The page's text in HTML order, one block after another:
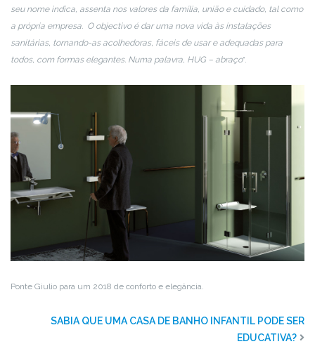
seu nome indica, assenta nos valores da família, união e cuidado, tal como
a própria empresa. O objectivo é dar uma nova vida às instalações
sanitárias, tornando-as acolhedoras, fáceis de usar e adequadas para
todos, com formas elegantes. Numa palavra, HUG – abraço“.
Ponte Giulio para um 2018 de conforto e elegância.
SABIA QUE UMA CASA DE BANHO INFANTIL PODE SER
EDUCATIVA?